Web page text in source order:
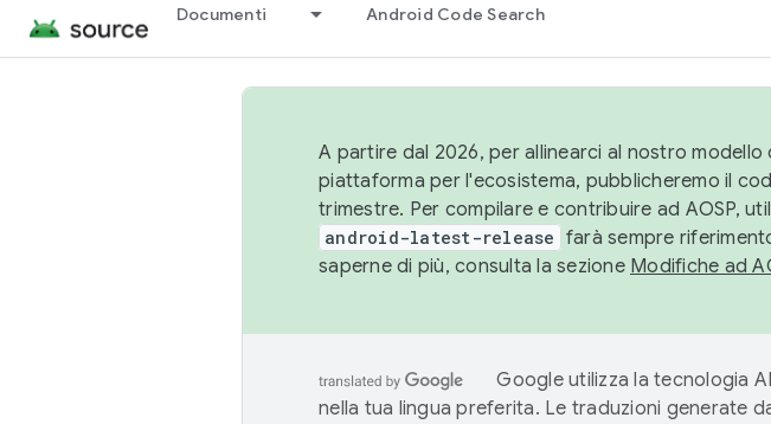
Documenti Android Code Search
A partire dal 2026, per allinearci al nostro
piattaforma per l'ecosistema, pubblicheremo il
trimestre. Per compilare e contribuire ad AOSP,
android-latest-release farà sempre
saperne di più, consulta la sezione Modifiche ad
Google utilizza la tecnologia
nella tua lingua preferita. Le traduzioni generate